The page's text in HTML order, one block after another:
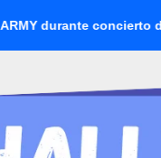
concierto de BTS